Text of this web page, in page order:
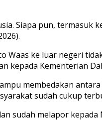
Siapa pun,
Waas ke luar negeri
kepada Kementerian
membedakan
sudah cukup
sudah melapor